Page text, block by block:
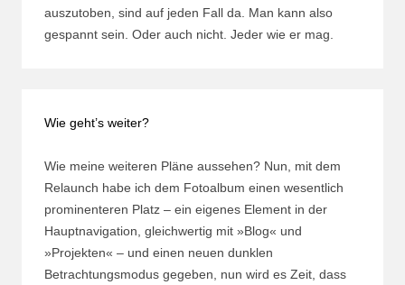
auszutoben, sind auf jeden Fall da. Man kann also
gespannt sein. Oder auch nicht. Jeder wie er mag.
Wie geht’s weiter?
Wie meine weiteren Pläne aussehen? Nun, mit dem
Relaunch habe ich dem Fotoalbum einen wesentlich
prominenteren Platz – ein eigenes Element in der
Hauptnavigation, gleichwertig mit »Blog« und
»Projekten« – und einen neuen dunklen
Betrachtungsmodus gegeben, nun wird es Zeit, dass